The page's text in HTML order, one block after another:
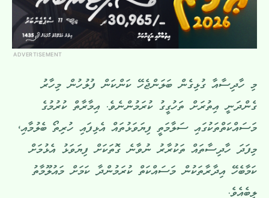
ADVERTISEMENT
މި ހާދިސާއާ ގުޅިގެން ބަލަންޖެހޭ ކަންކަން ފުލުހުން މިހާރު
ގެންދަނީ އިތުރަށް ތަހުގީގު ކުރަމުންނެވެ. އިމާރާތް ކުރުމުގެ
މަސައްކަތްތަކުގައި ސަލާމަތީ ފިޔަވަޅުތައް އެޅިފައި ހުރިތޯ ބެލުމާއި،
މިފަދަ ހާދިސާތައް ތަކުރާރު ނުވާނެ ގޮތަކަށް ފިޔަވަޅު އެޅުމަށް
ކަމާބެހޭ އިދާރާތަކުން މަސައްކަތް ކުރަމުންދާ ކަމަށް މައުލޫމާތު
ލިބެއެވެ.